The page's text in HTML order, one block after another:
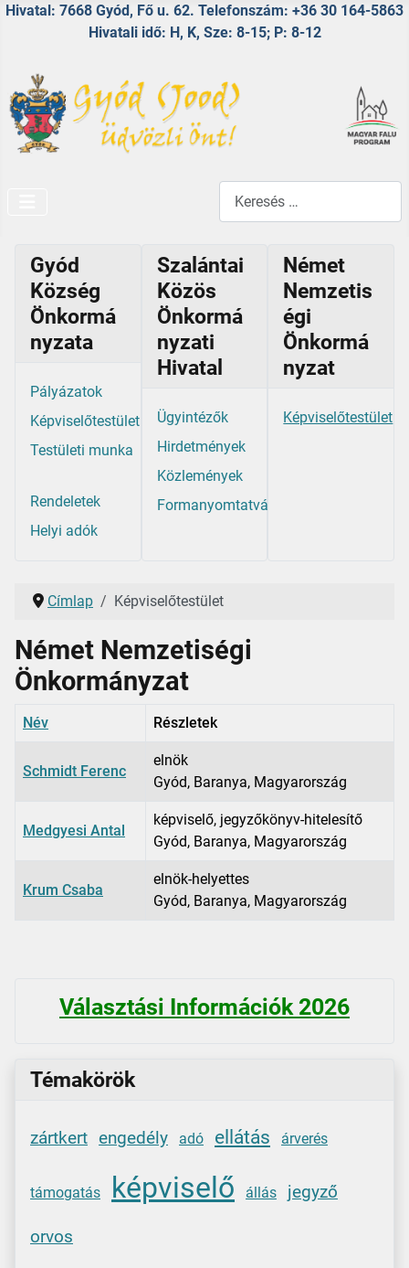
Hivatal: 7668 Gyód, Fő u. 62. Telefonszám: +36 30 164-5863
Hivatali idő: H, K, Sze: 8-15; P: 8-12
Gyód
Község
Önkormá
nyzata
Pályázatok
Képviselőtestület
Testületi munka
Rendeletek
Helyi adók
Szalántai
Közös
Önkormá
nyzati
Hivatal
Ügyintézők
Hirdetmények
Közlemények
Formanyomtatványok
Német
Nemzetis
égi
Önkormá
nyzat
Képviselőtestület
Címlap Képviselőtestület
Német Nemzetiségi
Önkormányzat
Név Részletek
Schmidt Ferenc
elnök
Gyód, Baranya, Magyarország
Medgyesi Antal
képviselő, jegyzőkönyv-hitelesítő
Gyód, Baranya, Magyarország
Krum Csaba
elnök-helyettes
Gyód, Baranya, Magyarország
Választási Információk 2026
Témakörök
zártkert engedély adó ellátás árverés
támogatás képviselő állás jegyző
orvos